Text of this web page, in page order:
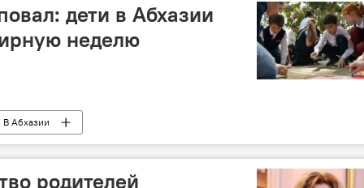
дети в Абхазии
неделю
В Абхазии
родителей